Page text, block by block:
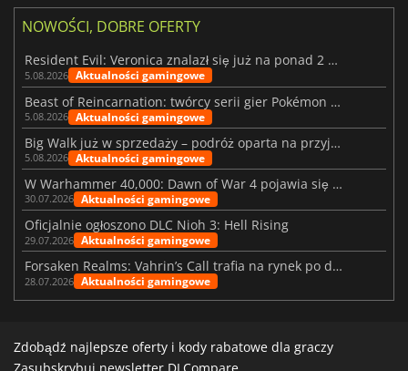
NOWOŚCI, DOBRE OFERTY
Resident Evil: Veronica znalazł się już na ponad 2 milionach list życzeń
5.08.2026 Aktualności gamingowe
Beast of Reincarnation: twórcy serii gier Pokémon wkraczają na nową ścieżkę
5.08.2026 Aktualności gamingowe
Big Walk już w sprzedaży – podróż oparta na przyjaźni
5.08.2026 Aktualności gamingowe
W Warhammer 40,000: Dawn of War 4 pojawia się frakcja Nekronów
30.07.2026 Aktualności gamingowe
Oficjalnie ogłoszono DLC Nioh 3: Hell Rising
29.07.2026 Aktualności gamingowe
Forsaken Realms: Vahrin’s Call trafia na rynek po dziesięciu latach prac
28.07.2026 Aktualności gamingowe
Zdobądź najlepsze oferty i kody rabatowe dla graczy
Zasubskrybuj newsletter DLCompare